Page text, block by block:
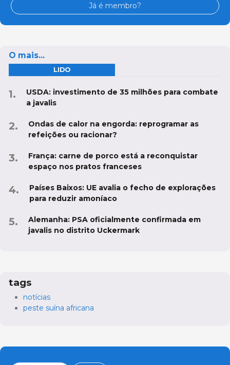
Já é membro?
O mais...
LIDO
USDA: investimento de 35 milhões para combate
a javalis
Ondas de calor na engorda: reprogramar as
refeições ou racionar?
França: carne de porco está a reconquistar
espaço nos pratos franceses
Países Baixos: UE avalia o fecho de explorações
para reduzir amoníaco
Alemanha: PSA oficialmente confirmada em
javalis no distrito Uckermark
tags
notícias
peste suína africana